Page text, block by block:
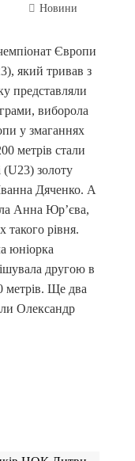
Новини
Європи
який тривав з
представляли
виборола
у змаганнях
метрів стали
(U23) золоту
Дяченко. А
Анна Юр’єва,
такого рівня.
юніорка
другою в
метрів. Ще два
Олександр